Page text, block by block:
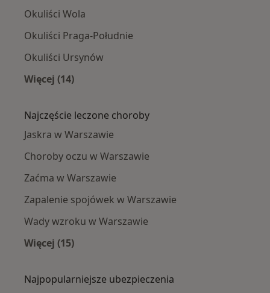
Okuliści Wola
Okuliści Praga-Południe
Okuliści Ursynów
Więcej (14)
Najczęście leczone choroby
Jaskra w Warszawie
Choroby oczu w Warszawie
Zaćma w Warszawie
Zapalenie spojówek w Warszawie
Wady wzroku w Warszawie
Więcej (15)
Najpopularniejsze ubezpieczenia